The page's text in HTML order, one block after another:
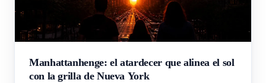
Manhattanhenge: el atardecer que alinea el sol
con la grilla de Nueva York